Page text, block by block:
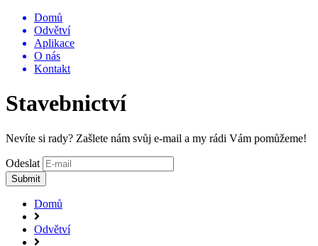
Domů
Odvětví
Aplikace
O nás
Kontakt
Stavebnictví
Nevíte si rady? Zašlete nám svůj e-mail a my rádi Vám pomůžeme!
Odeslat
Submit
Domů
Odvětví